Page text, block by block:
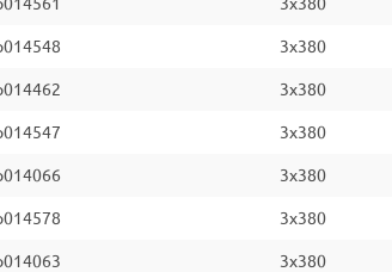
3x380
3x380
3x380
3x380
3x380
3x380